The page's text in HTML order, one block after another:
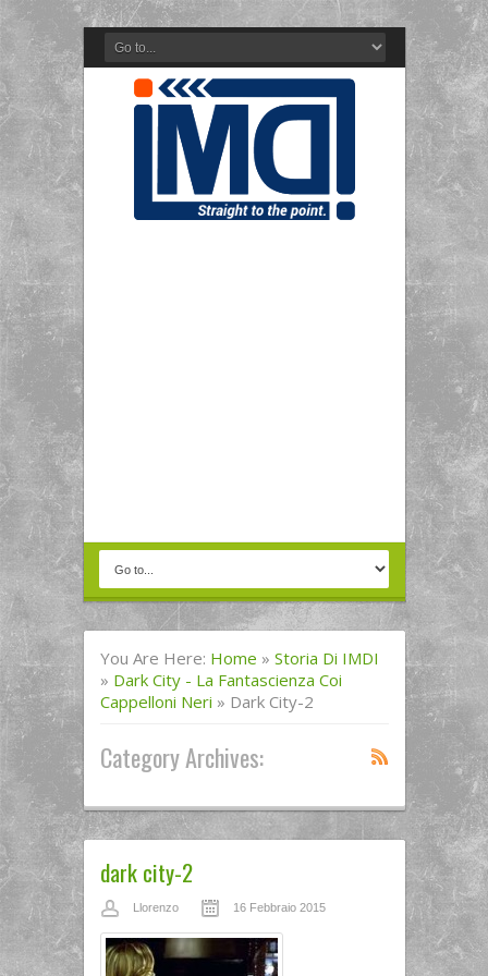
You Are Here: Home » Storia Di IMDI
» Dark City - La Fantascienza Coi
Cappelloni Neri » Dark City-2
Category Archives:
dark city-2
Llorenzo 16 Febbraio 2015